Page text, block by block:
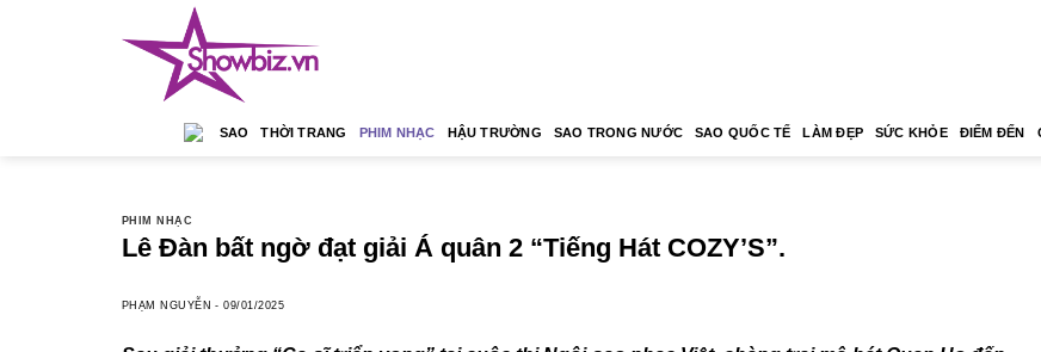
SAO THỜI TRANG PHIM NHẠC HẬU TRƯỜNG SAO TRONG NƯỚC SAO QUỐC TẾ LÀM ĐẸP SỨC KHỎE ĐIỂM ĐẾN
PHIM NHẠC
Lê Đàn bất ngờ đạt giải Á quân 2 “Tiếng Hát COZY’S”.
PHẠM NGUYỄN -09/01/2025